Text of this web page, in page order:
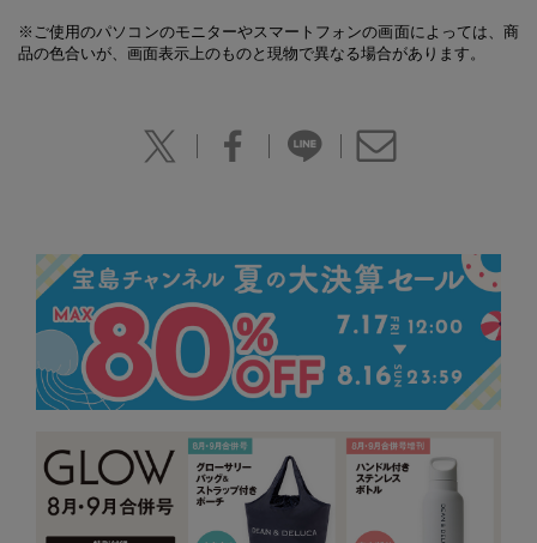
※ご使用のパソコンのモニターやスマートフォンの画面によっては、商
品の色合いが、画面表示上のものと現物で異なる場合があります。